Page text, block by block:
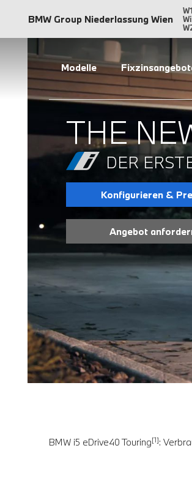
BMW Group Niederlassung Wien
Modelle
THE
DER
Konfigurieren &
Angebot
BMW i5 eDrive40 Touring[1]: